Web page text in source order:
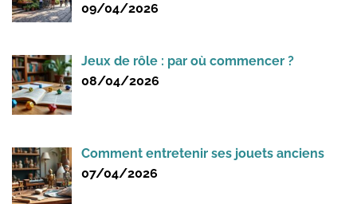
09/04/2026
Jeux de rôle : par où commencer ?
08/04/2026
Comment entretenir ses jouets anciens
07/04/2026